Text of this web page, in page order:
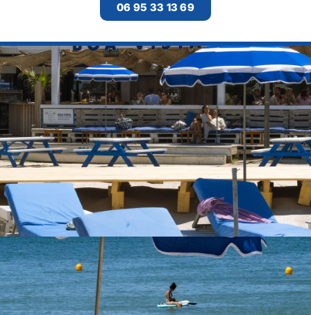
06 95 33 13 69